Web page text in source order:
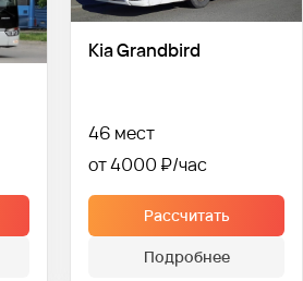
Kia Grandbird
46 мест
от 4000 ₽
Рассчитать
Подробнее